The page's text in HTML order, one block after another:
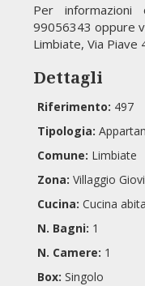
Per
99056343 oppure
Limbiate, Via Piave
Dettagli
Riferimento: 497
Tipologia:
Comune: Limbiate
Zona: Villaggio Giovi
Cucina: Cucina
N. Bagni: 1
N. Camere: 1
Box: Singolo